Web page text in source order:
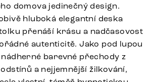
domova jedinečný design.
hluboká elegantní deska
přenáší krásu a nadčasovost
autenticitě. Jako pod lupou
barevné přechody z
a nejjemnější žilkování,